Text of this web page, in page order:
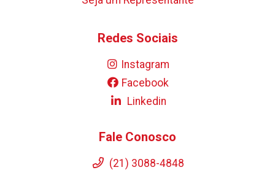
Redes Sociais
Instagram
Facebook
Linkedin
Fale Conosco
(21) 3088-4848